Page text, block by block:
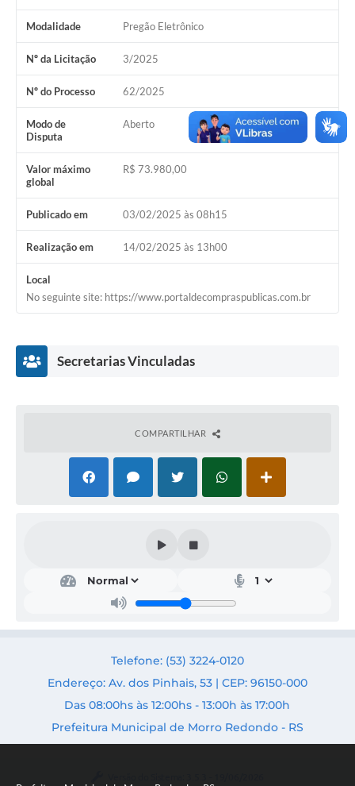
Ouvidoria
Transparência
Agenda
Editais
Carta de Serviços
Arquivos para Download
Galeria de Vídeos
Projetos
Links
Telefones Úteis
Modalidade Pregão Eletrônico
Nº da Licitação 3/2025
Nº do Processo 62/2025
Modo de
Disputa
Aberto
Valor máximo
global
R$ 73.980,00
Publicado em 03/02/2025 às 08h15
Realização em 14/02/2025 às 13h00
Local
No seguinte site: https://www.portaldecompraspublicas.com.br
Secretarias Vinculadas
mini
Secr
Dani
ela
Nizol
COMPARTILHAR
Telefone: (53) 3224-0120
Endereço: Av. dos Pinhais, 53 | CEP: 96150-000
Das 08:00hs às 12:00hs - 13:00h às 17:00h
Prefeitura Municipal de Morro Redondo - RS